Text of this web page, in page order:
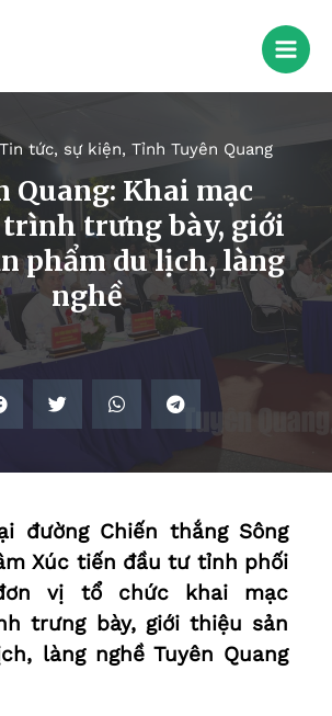
Tin tức, sự kiện, Tỉnh Tuyên Quang
Quang: Khai mạc
trình trưng bày, giới
phẩm du lịch, làng
nghề
đường Chiến thắng Sông
Xúc tiến đầu tư tỉnh phối
vị tổ chức khai mạc
trưng bày, giới thiệu sản
làng nghề Tuyên Quang